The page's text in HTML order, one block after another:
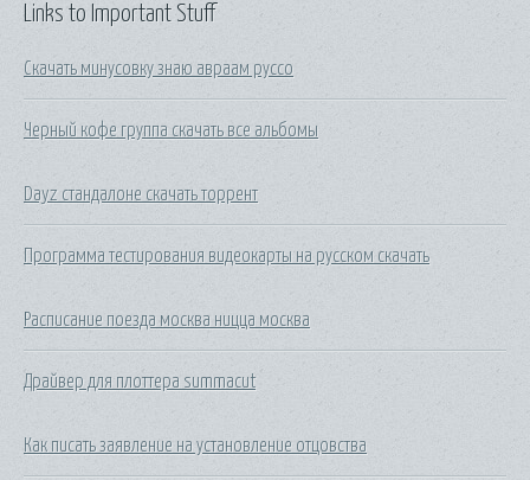
Links to Important Stuff
Скачать минусовку знаю авраам руссо
Черный кофе группа скачать все альбомы
Dayz стандалоне скачать торрент
Программа тестирования видеокарты на русском скачать
Расписание поезда москва ницца москва
Драйвер для плоттера summacut
Как писать заявление на установление отцовства